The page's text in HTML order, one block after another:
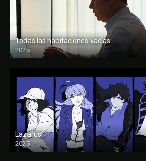
Todas las habitaciones vacías
2025
FULL HD
Lazarus
2025